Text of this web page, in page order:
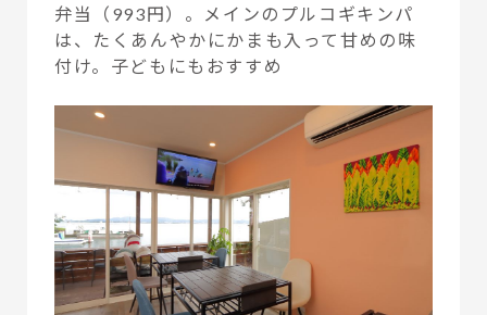
弁当（993円）。メインのプルコギキンパ
は、たくあんやかにかまも入って甘めの味
付け。子どもにもおすすめ